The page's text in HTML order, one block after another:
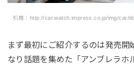
引用：http://car.watch.impress.co.jp/img/car/
まず最初にご紹介するのは発売開
なり話題を集めた「アンブレラホ